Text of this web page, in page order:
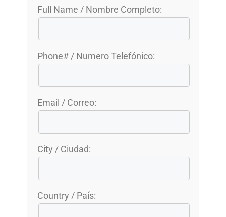
Full Name / Nombre Completo:
Phone# / Numero Telefónico:
Email / Correo:
City / Ciudad:
Country / País: